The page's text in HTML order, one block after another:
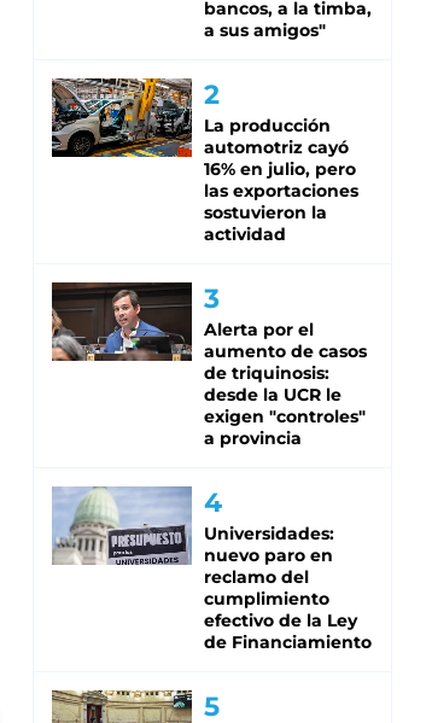
bancos, a la timba,
a sus amigos"
La producción
automotriz cayó
16% en julio, pero
las exportaciones
sostuvieron la
actividad
Alerta por el
aumento de casos
de triquinosis:
desde la UCR le
exigen "controles"
a provincia
Universidades:
nuevo paro en
reclamo del
cumplimiento
efectivo de la Ley
de Financiamiento